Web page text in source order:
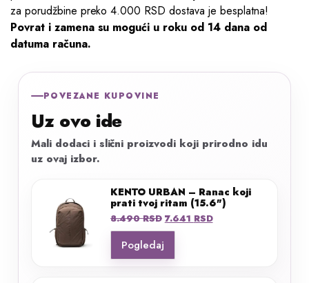
za porudžbine preko 4.000 RSD dostava je besplatna!
Povrat i zamena su mogući u roku od 14 dana od
datuma računa.
POVEZANE KUPOVINE
Uz ovo ide
Mali dodaci i slični proizvodi koji prirodno idu
uz ovaj izbor.
KENTO URBAN – Ranac koji
prati tvoj ritam (15.6")
8.490RSD Originalna
cena
bila:
7.641 RSDTrenutna
Pogledaj